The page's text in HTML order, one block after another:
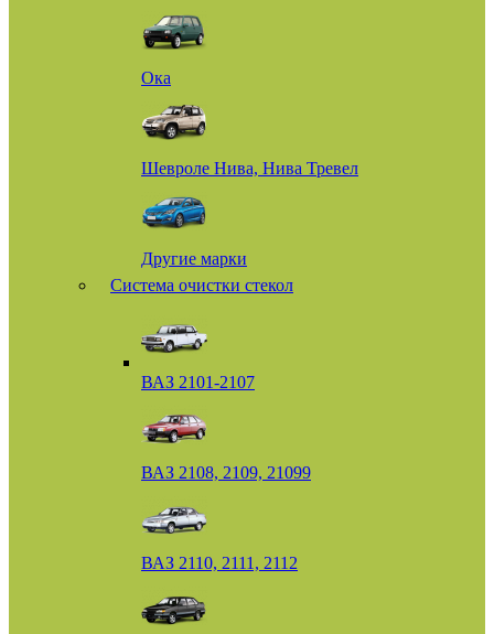
Ока
Шевроле Нива, Нива Тревел
Другие марки
Система очистки стекол
ВАЗ 2101-2107
ВАЗ 2108, 2109, 21099
ВАЗ 2110, 2111, 2112